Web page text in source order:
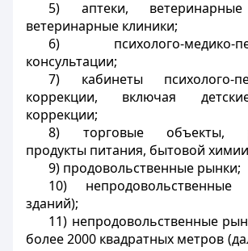
5) аптеки,
ветеринарные клиники;
6) психолого-медико-
консультации;
7) кабинеты психолого-
коррекции, включая
коррекции;
8) торговые объекты,
продукты питания, бытовой
9) продовольственные рынки;
10)
зданий);
11) непродовольственные
более 2000 квадратных метров